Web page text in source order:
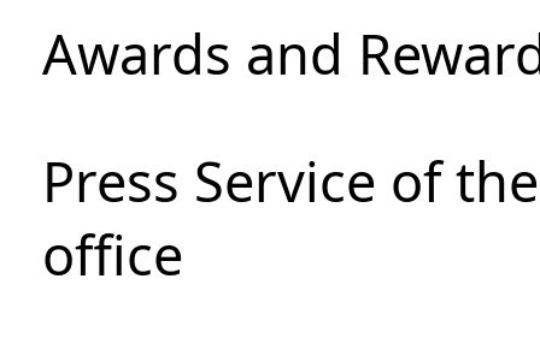
Awards and
Press Service of
office